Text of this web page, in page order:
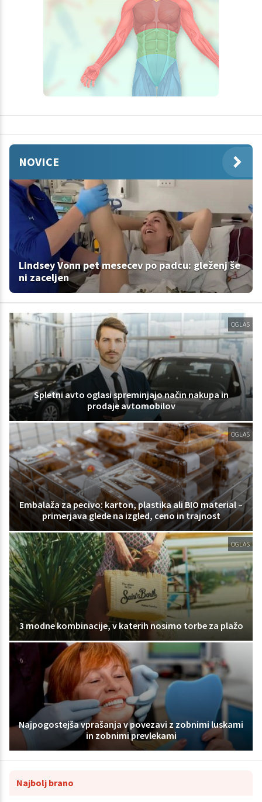
NOVICE
Lindsey Vonn pet mesecev po padcu: gleženj še
ni zaceljen
OGLAS
Spletni avto oglasi spreminjajo način nakupa in
prodaje avtomobilov
OGLAS
Embalaža za pecivo: karton, plastika ali BIO material –
primerjava glede na izgled, ceno in trajnost
OGLAS
3 modne kombinacije, v katerih nosimo torbe za plažo
Najpogostejša vprašanja v povezavi z zobnimi luskami
in zobnimi prevlekami
Najbolj brano